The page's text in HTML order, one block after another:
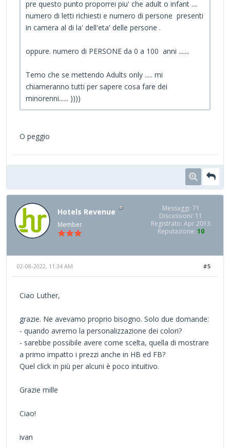
pre questo punto proporrei piu' che adult o infant ....
numero di letti richiesti e numero di persone presenti
in camera al di la' dell'eta' delle persone .
oppure. numero di PERSONE da 0 a 100 anni .......
Temo che se mettendo Adults only ..... mi
chiameranno tutti per sapere cosa fare dei
minorenni...... ))))
O peggio
Hotels Revenue
Member
Messaggi: 71
Discussioni: 11
Registrato: Apr 2013
Reputazione: 10
#5
02-08-2022, 11:34 AM
Ciao Luther,
grazie. Ne avevamo proprio bisogno. Solo due domande:
- quando avremo la personalizzazione dei colori?
- sarebbe possibile avere come scelta, quella di mostrare
a primo impatto i prezzi anche in HB ed FB?
Quel click in più per alcuni è poco intuitivo.
Grazie mille
Ciao!
ivan